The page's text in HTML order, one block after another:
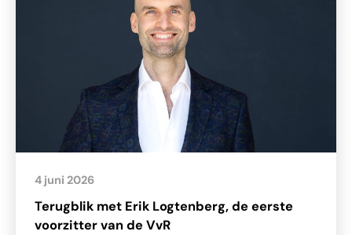
Terugblik met Erik Logtenberg, de eerste
voorzitter van de VvR
4 juni 2026